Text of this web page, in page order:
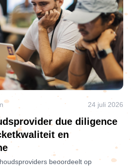
24 juli 2026
due diligence
en
beoordeelt op